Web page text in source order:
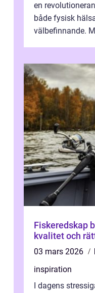
en
både fysisk
välbefinnande.
Fiskeredskap
kvalitet och
03 mars 2026
inspiration
I dagens